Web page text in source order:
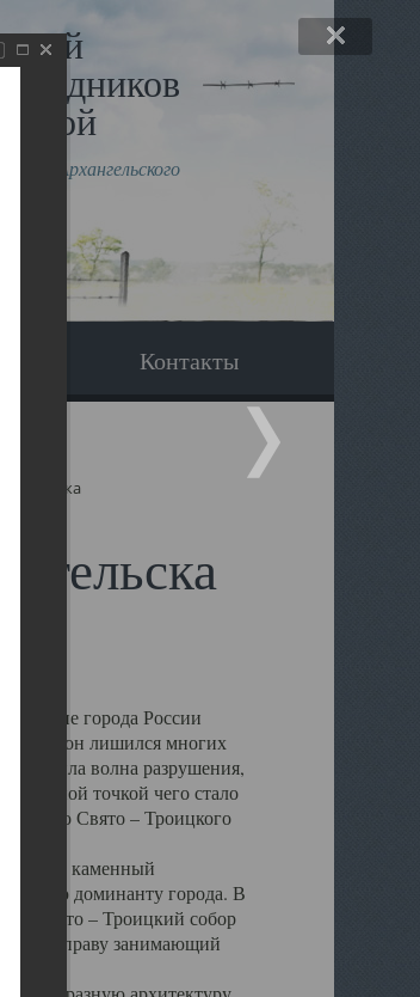
Архангельского
Контакты
города России
он лишился многих
ударила волна разрушения,
точкой чего стало
Свято – Троицкого
каменный
доминанту города. В
Свято – Троицкий собор
по праву занимающий